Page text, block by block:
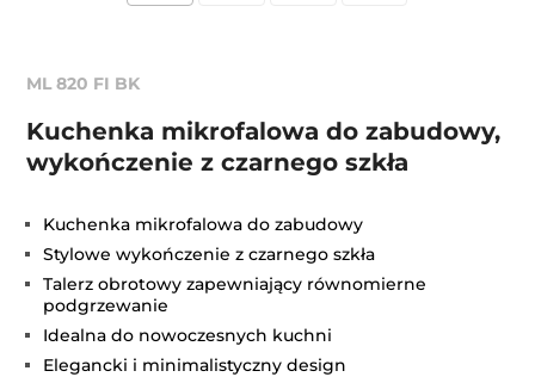
ML 820 FI BK
Kuchenka mikrofalowa do zabudowy,
wykończenie z czarnego szkła
Kuchenka mikrofalowa do zabudowy
Stylowe wykończenie z czarnego szkła
Talerz obrotowy zapewniający równomierne
podgrzewanie
Idealna do nowoczesnych kuchni
Elegancki i minimalistyczny design